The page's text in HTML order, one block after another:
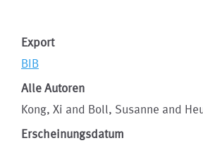
Export
BIB
Alle Autoren
Kong, Xi and Boll, Susanne and
Erscheinungsdatum